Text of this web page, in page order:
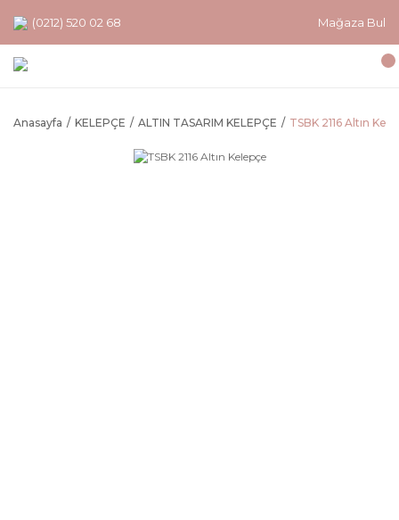
(0212) 520 02 68 Mağaza Bul
Anasayfa KELEPÇE ALTIN TASARIM KELEPÇE TSBK 2116 Altın